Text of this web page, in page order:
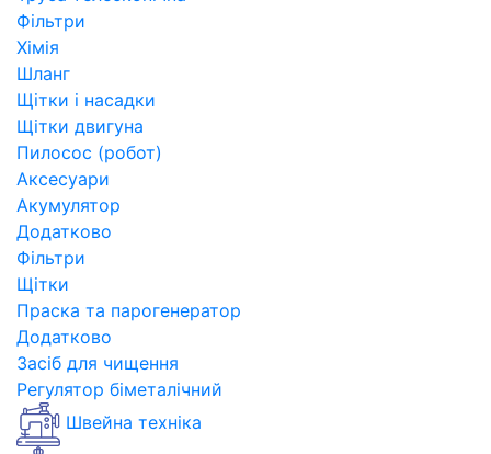
Фільтри
Хімія
Шланг
Щітки і насадки
Щітки двигуна
Пилосос (робот)
Аксесуари
Акумулятор
Додатково
Фільтри
Щітки
Праска та парогенератор
Додатково
Засіб для чищення
Регулятор біметалічний
Швейна техніка